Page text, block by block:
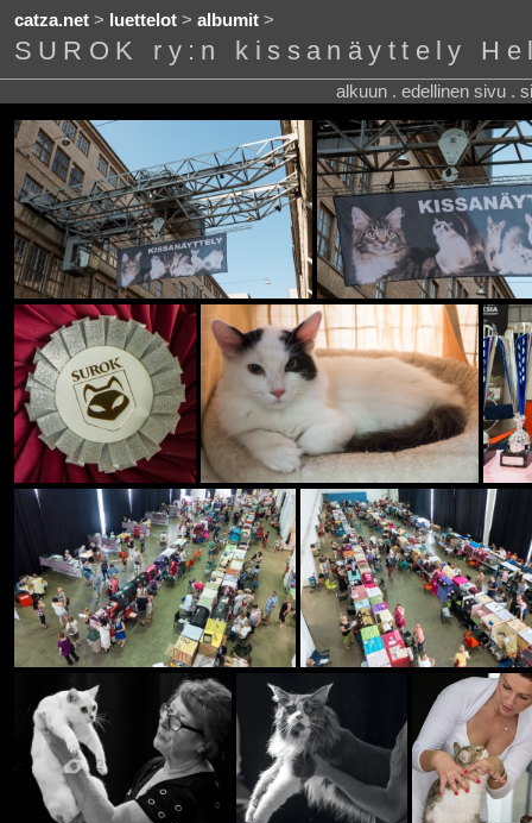
catza.net> luettelot> albumit>
SUROK ry:n kissanäyttely
alkuun . edellinen sivu .